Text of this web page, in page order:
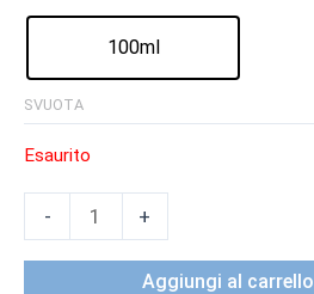
100ml
SVUOTA
Esaurito
-
MAJESTIC
+
Aggiungi al carrello